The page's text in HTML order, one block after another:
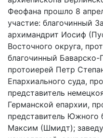
Феофана прошло 8
участие: благочинный
архимандрит Иосиф
Восточного округа,
благочинный Баварско-
протоиерей Петр
Епархиального суда,
представитель
Германской епархии,
представитель Южного
Максим (Шмидт);